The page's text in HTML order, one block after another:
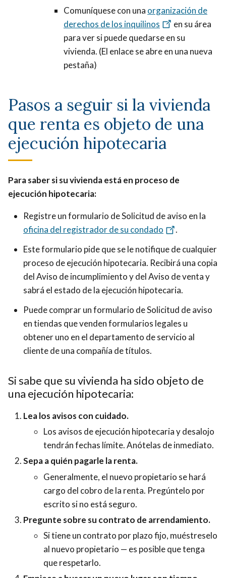
inquilino
bajo
la
al
Inquilino.
Comuníquese con una organización de
derechos de los inquilinos
en su área
para ver si puede quedarse en su
vivienda. (El enlace se abre en una nueva
pestaña)
Pasos a seguir si la vivienda
que renta es objeto de una
ejecución hipotecaria
Para saber si su vivienda está en proceso de
ejecución hipotecaria:
Registre un formulario de Solicitud de aviso en la
oficina del registrador de su condado
.
Este formulario pide que se le notifique de cualquier
proceso de ejecución hipotecaria. Recibirá una copia
del Aviso de incumplimiento y del Aviso de venta y
sabrá el estado de la ejecución hipotecaria.
Puede comprar un formulario de Solicitud de aviso
en tiendas que venden formularios legales u
obtener uno en el departamento de servicio al
cliente de una compañía de títulos.
Si sabe que su vivienda ha sido objeto de
una ejecución hipotecaria:
Lea los avisos con cuidado.
Los avisos de ejecución hipotecaria y desalojo
tendrán fechas límite. Anótelas de inmediato.
Sepa a quién pagarle la renta.
Generalmente, el nuevo propietario se hará
cargo del cobro de la renta. Pregúntelo por
escrito si no está seguro.
Pregunte sobre su contrato de arrendamiento.
Si tiene un contrato por plazo fijo, muéstreselo
al nuevo propietario — es posible que tenga
que respetarlo.
bajo
la
Ley
de